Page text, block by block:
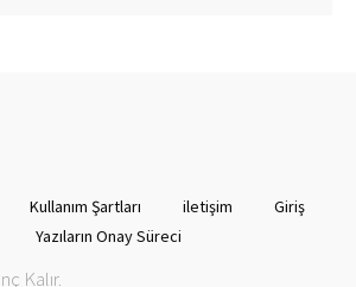
Kullanım Şartları iletişim
Giriş
Yazıların Onay Süreci
Kalır.